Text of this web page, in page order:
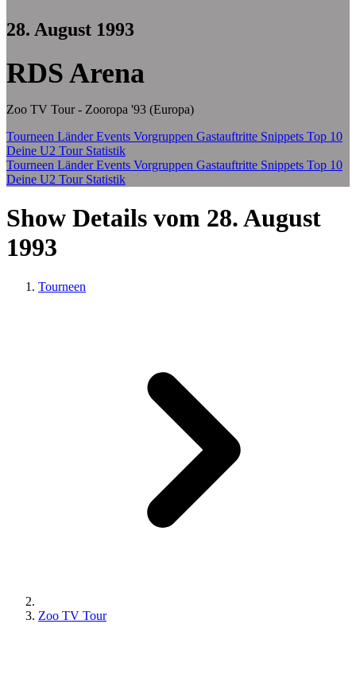
28. August 1993
RDS Arena
Zoo TV Tour - Zooropa '93 (Europa)
Tourneen LänderEvents Vorgruppen Gastauftritte Snippets Top 10
Deine U2 Tour Statistik
Tourneen LänderEvents Vorgruppen Gastauftritte Snippets Top 10
Deine U2 Tour Statistik
Show Details vom 28. August
1993
Tourneen
Zoo TV Tour